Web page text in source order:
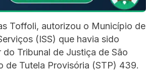
Toffoli, autorizou o Município de
(ISS) que havia sido
Tribunal de Justiça de São
de Tutela Provisória (STP) 439.